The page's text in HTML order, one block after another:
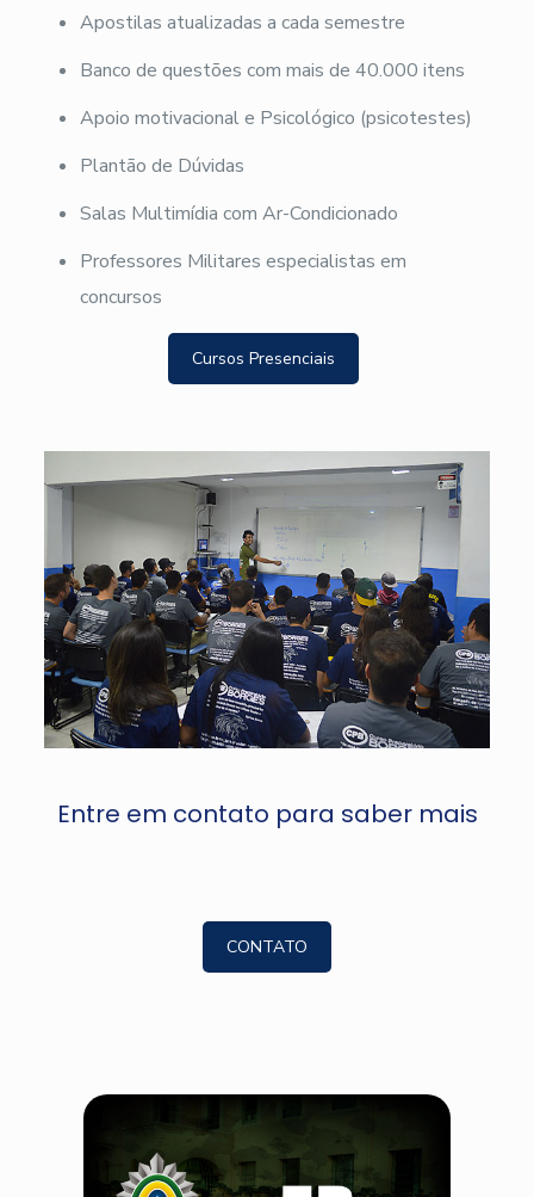
Apostilas atualizadas a cada semestre
Banco de questões com mais de 40.000 itens
Apoio motivacional e Psicológico (psicotestes)
Plantão de Dúvidas
Salas Multimídia com Ar-Condicionado
Professores Militares especialistas em
concursos
Cursos Presenciais
Entre em contato para saber mais
CONTATO